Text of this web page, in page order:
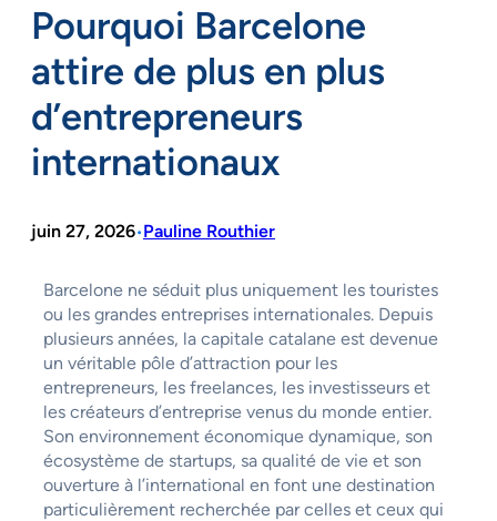
Pourquoi Barcelone
attire de plus en plus
d’entrepreneurs
internationaux
juin 27, 2026•Pauline Routhier
Barcelone ne séduit plus uniquement les touristes
ou les grandes entreprises internationales. Depuis
plusieurs années, la capitale catalane est devenue
un véritable pôle d’attraction pour les
entrepreneurs, les freelances, les investisseurs et
les créateurs d’entreprise venus du monde entier.
Son environnement économique dynamique, son
écosystème de startups, sa qualité de vie et son
ouverture à l’international en font une destination
particulièrement recherchée par celles et ceux qui